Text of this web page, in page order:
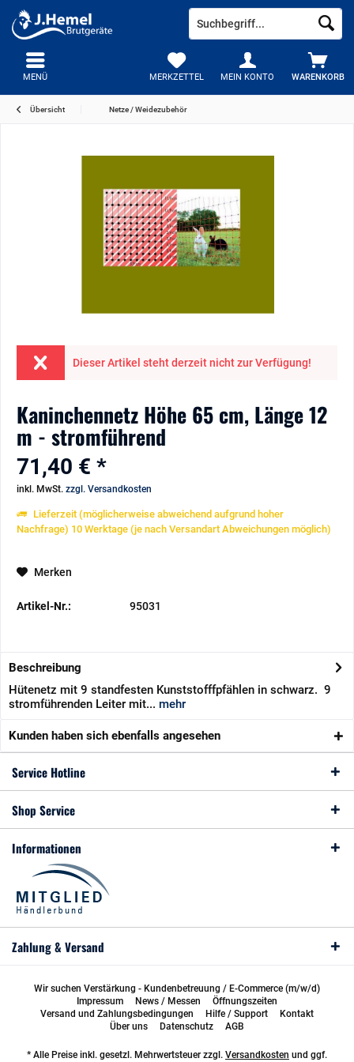
WARENKORB
MERKZETTEL MEIN KONTO
MENÜ
Übersicht Netze / Weidezubehör
Dieser Artikel steht derzeit nicht zur Verfügung!
Kaninchennetz Höhe 65 cm, Länge 12
m - stromführend
71,40 € *
inkl. MwSt. zzgl. Versandkosten
Lieferzeit (möglicherweise abweichend aufgrund hoher
Nachfrage) 10 Werktage (je nach Versandart Abweichungen möglich)
Merken
Artikel-Nr.: 95031
Beschreibung
Hütenetz mit 9 standfesten Kunststofffpfählen in schwarz. 9
stromführenden Leiter mit... mehr
Kunden haben sich ebenfalls angesehen
Service Hotline
Shop Service
Informationen
Zahlung & Versand
Wir suchen Verstärkung - Kundenbetreuung / E-Commerce (m/w/d)
Impressum
News / Messen
Öffnungszeiten
Versand und Zahlungsbedingungen
Hilfe / Support
Kontakt
Über uns
Datenschutz AGB
* Alle Preise inkl. gesetzl. Mehrwertsteuer zzgl. Versandkosten und ggf.